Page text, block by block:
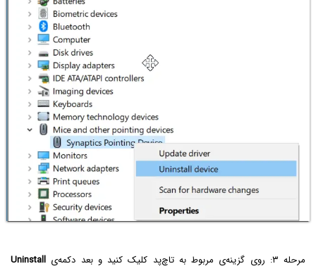
مرحله ۳: روی گزینه‌ی مربوط به تاچ‌پد کلیک کنید و بعد دکمه‌ی
Uninstall